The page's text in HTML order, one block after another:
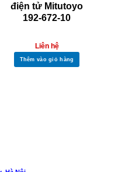
điện tử Mitutoyo
192-672-10
Liên hệ
Thêm vào giỏ hàng